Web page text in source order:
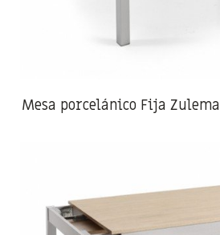
Mesa porcelánico Fija Zulema